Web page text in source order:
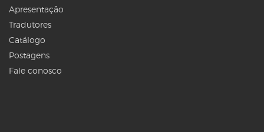
Apresentação
Tradutores
Catálogo
Postagens
Fale conosco